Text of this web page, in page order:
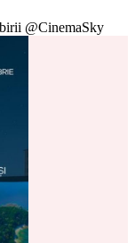
@CinemaSky